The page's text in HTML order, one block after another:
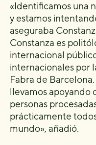
«Identificamos una
y estamos
aseguraba
Constanza es
internacional
internacionales por
Fabra de
llevamos apoyando
personas
prácticamente
mundo», añadió.